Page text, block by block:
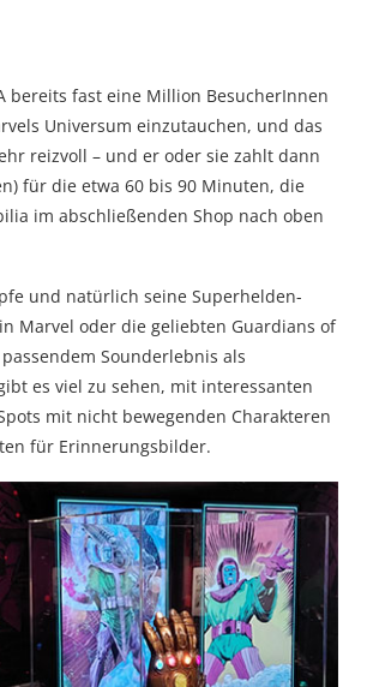
bereits fast eine Million BesucherInnen
Universum einzutauchen, und das
reizvoll – und er oder sie zahlt dann
für die etwa 60 bis 90 Minuten, die
im abschließenden Shop nach oben
und natürlich seine Superhelden-
Marvel oder die geliebten Guardians of
Sounderlebnis als
es viel zu sehen, mit interessanten
mit nicht bewegenden Charakteren
für Erinnerungsbilder.